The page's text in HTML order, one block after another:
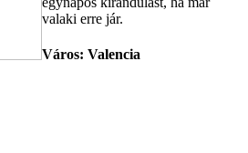
valaki erre jár.
Város: Valencia